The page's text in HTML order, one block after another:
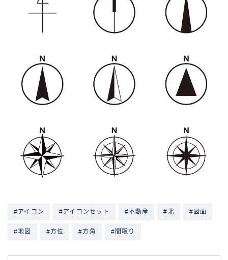
#アイコン #アイコンセット #不動産 #北 #図面
#地図 #方位 #方角 #間取り